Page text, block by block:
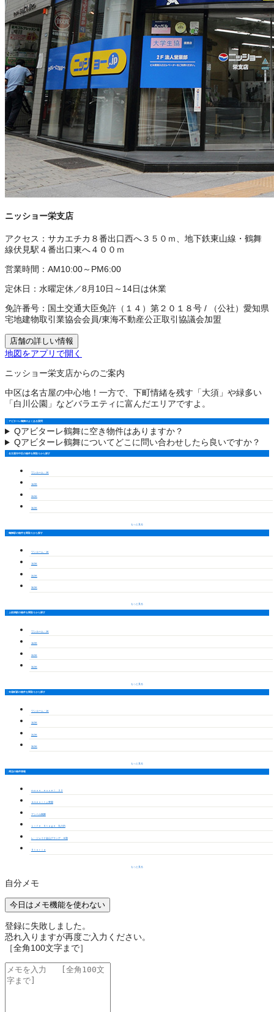
ニッショー栄支店
アクセス： サカエチカ８番出口西へ３５０ｍ、地下鉄東山線・鶴舞
線伏見駅４番出口東へ４００ｍ
営業時間： AM10:00～PM6:00
定休日： 水曜定休／8月10日～14日は休業
免許番号： 国土交通大臣免許（１４）第２０１８号 /
（公社）愛知県
宅地建物取引業協会会員/東海不動産公正取引協議会加盟
店舗の詳しい情報
地図をアプリで開く
ニッショー栄支店からのご案内
中区は名古屋の中心地！一方で、下町情緒を残す「大須」や緑多い
「白川公園」などバラエティに富んだエリアですよ。
アビターレ鶴舞のよくある質問
Qアビターレ鶴舞に空き物件はありますか？
Qアビターレ鶴舞についてどこに問い合わせしたら良いですか？
名古屋市中区の物件を間取りから探す
ワンルーム・1K
1LDK
2LDK
3LDK
もっと見る
鶴舞駅の物件を間取りから探す
ワンルーム・1K
1LDK
2LDK
3LDK
もっと見る
上前津駅の物件を間取りから探す
ワンルーム・1K
1LDK
2LDK
3LDK
もっと見る
矢場町駅の物件を間取りから探す
ワンルーム・1K
1LDK
2LDK
3LDK
もっと見る
周辺の物件情報
ｍｏｏｎ ｅｘｃｅｌ ２２
Ａｍｅｎｉｔｙ東陽
アシベル鶴舞
Ｌｉｆｅ Ｓｔａｇｅ 丸の内
レ・ジェイド金山グランデ ８階
Ｓｔｏｒｉａ
もっと見る
自分メモ
今日はメモ機能を使わない
登録に失敗しました。
恐れ入りますが再度ご入力ください。
［全角100文字まで］